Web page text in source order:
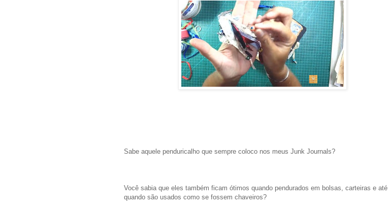
Sabe aquele penduricalho que sempre coloco nos meus Junk Journals?
Você sabia que eles também ficam ótimos quando pendurados em bolsas, carteiras e até
quando são usados como se fossem chaveiros?